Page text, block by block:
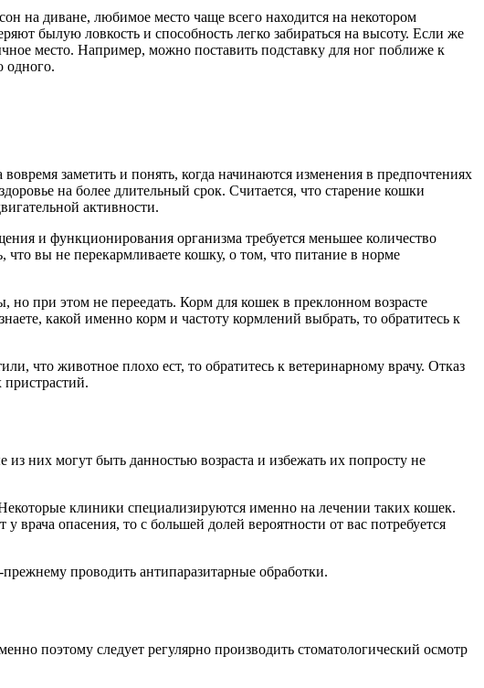
на диване, любимое место чаще всего находится на некотором
былую ловкость и способность легко забираться на высоту. Если же
место. Например, можно поставить подставку для ног поближе к
одного.
заметить и понять, когда начинаются изменения в предпочтениях
на более длительный срок. Считается, что старение кошки
активности.
и функционирования организма требуется меньшее количество
вы не перекармливаете кошку, о том, что питание в норме
но при этом не переедать. Корм для кошек в преклонном возрасте
какой именно корм и частоту кормлений выбрать, то обратитесь к
что животное плохо ест, то обратитесь к ветеринарному врачу. Отказ
них могут быть данностью возраста и избежать их попросту не
клиники специализируются именно на лечении таких кошек.
опасения, то с большей долей вероятности от вас потребуется
проводить антипаразитарные обработки.
поэтому следует регулярно производить стоматологический осмотр